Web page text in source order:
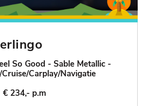
So Good - Sable Metallic -
Carplay/Navigatie
€ 234,- p.m